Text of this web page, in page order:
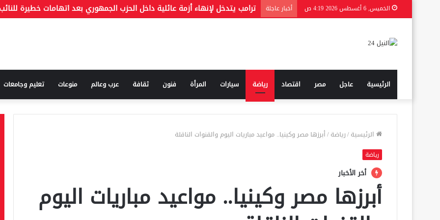
الخميس, 6 أغسطس 2026 4:19 ص أخبار عاجلة
الرئيسية عاجل مصر اقتصاد رياضة سيارات المرأة فنون ثقافة عرب وعالم منوعات تعليم وجامعات
الرئيسية/رياضة/أبرزها مصر وكينيا.. مواعيد مباريات اليوم والقنوات الناقلة
رياضة
أخر الأخبار
أبرزها مصر وكينيا.. مواعيد مباريات اليوم